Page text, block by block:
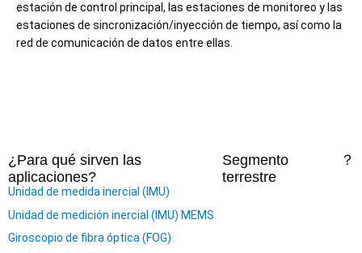
estación de control principal, las estaciones de monitoreo y las
estaciones de sincronización/inyección de tiempo, así como la
red de comunicación de datos entre ellas.
¿Para qué sirven las
aplicaciones?
Segmento
terrestre
？
Unidad de medida inercial (IMU)
Unidad de medición inercial (IMU) MEMS
Giroscopio de fibra óptica (FOG)